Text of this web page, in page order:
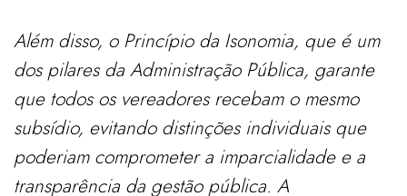
Além disso, o Princípio da Isonomia, que é um
dos pilares da Administração Pública, garante
que todos os vereadores recebam o mesmo
subsídio, evitando distinções individuais que
poderiam comprometer a imparcialidade e a
transparência da gestão pública. A